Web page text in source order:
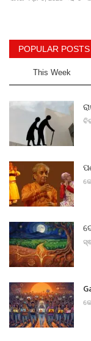
ଆଜିର ଖବର
ସଂସ୍କୃତି
ଭିଡିଓ
POPULAR POSTS
This Week